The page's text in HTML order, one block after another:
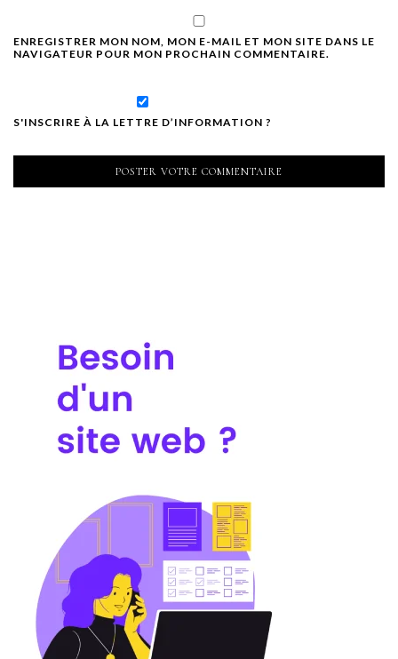
ENREGISTRER MON NOM, MON E-MAIL ET MON SITE DANS LE
NAVIGATEUR POUR MON PROCHAIN COMMENTAIRE.
S'INSCRIRE À LA LETTRE D’INFORMATION ?